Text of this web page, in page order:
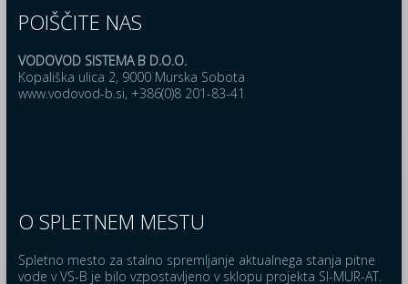
POIŠČITE NAS
VODOVOD SISTEMA B D.O.O.
Kopališka ulica 2, 9000 Murska Sobota
www.vodovod-b.si, +386(0)8 201-83-41
O SPLETNEM MESTU
Spletno mesto za stalno spremljanje aktualnega stanja pitne
vode v VS-B je bilo vzpostavljeno v sklopu projekta SI-MUR-AT.